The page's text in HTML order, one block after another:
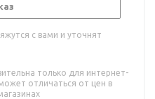
с вами и уточнят
только для интернет-
отличаться от цен в